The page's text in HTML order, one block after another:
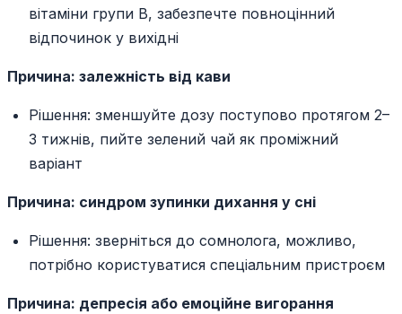
вітаміни групи В, забезпечте повноцінний
відпочинок у вихідні
Причина: залежність від кави
Рішення: зменшуйте дозу поступово протягом 2–
3 тижнів, пийте зелений чай як проміжний
варіант
Причина: синдром зупинки дихання у сні
Рішення: зверніться до сомнолога, можливо,
потрібно користуватися спеціальним пристроєм
Причина: депресія або емоційне вигорання